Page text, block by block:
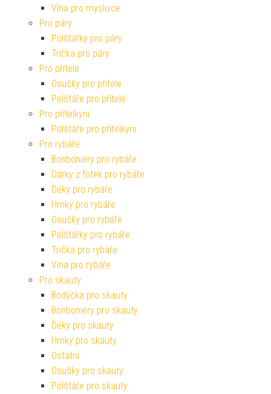
Vína pro myslivce
Pro páry
Polštářky pro páry
Trička pro páry
Pro přítele
Osušky pro přítele
Polštáře pro přítele
Pro přítelkyni
Polštáře pro přítelkyni
Pro rybáře
Bonboniéry pro rybáře
Dárky z fotek pro rybáře
Deky pro rybáře
Hrnky pro rybáře
Osušky pro rybáře
Polštářky pro rybáře
Trička pro rybáře
Vína pro rybáře
Pro skauty
Bodýčka pro skauty
Bonboniéry pro skauty
Deky pro skauty
Hrnky pro skauty
Ostatní
Osušky pro skauty
Polštáře pro skauty